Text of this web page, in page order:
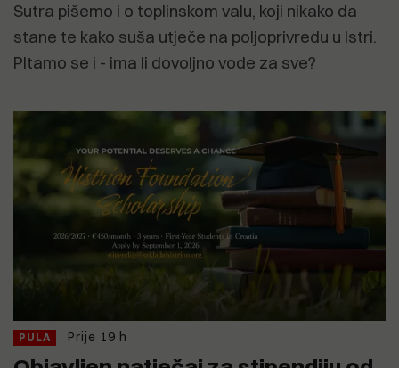
Sutra pišemo i o toplinskom valu, koji nikako da
stane te kako suša utječe na poljoprivredu u Istri.
PItamo se i - ima li dovoljno vode za sve?
PULA Prije 19 h